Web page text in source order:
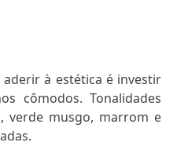
à estética é investir
cômodos. Tonalidades
verde musgo, marrom e